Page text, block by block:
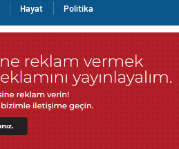
Hayat Politika